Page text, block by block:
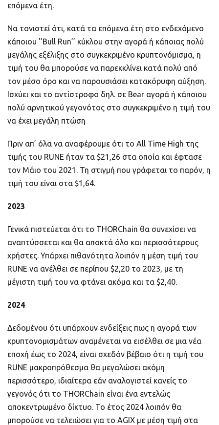
επόμενα έτη.
Να τονιστεί ότι, κατά τα επόμενα έτη στο ενδεχόμενο
κάποιου ’’Bull Run’’ κύκλου στην αγορά ή κάποιας πολύ
μεγάλης εξέλιξης στo συγκεκριμένο κρυπτονόμισμα, η
τιμή του θα μπορούσε να παρεκκλίνει κατά πολύ από
τον μέσο όρο και να παρουσιάσει κατακόρυφη αύξηση.
Ισχύει και το αντίστροφο δηλ. σε Bear αγορά ή κάποιου
πολύ αρνητικού γεγονότος στο συγκεκριμένο η τιμή του
να έχει μεγάλη πτώση
Πριν απ’ όλα να αναφέρουμε ότι το All Time High της
τιμής του RUNE ήταν τα $21,26 στα οποία και έφτασε
τον Μάιο του 2021. Τη στιγμή που γράφεται το παρόν, η
τιμή του είναι στα $1,64.
2023
Γενικά πιστεύεται ότι το THORChain θα συνεχίσει να
αναπτύσσεται και θα αποκτά όλο και περισσότερους
χρήστες. Υπάρχει πιθανότητα λοιπόν η μέση τιμή του
RUNE να ανέλθει σε περίπου $2,20 το 2023, με τη
μέγιστη τιμή του να φτάνει ακόμα και τα $2,40.
2024
Δεδομένου ότι υπάρχουν ενδείξεις πως η αγορά των
κρυπτονομισμάτων αναμένεται να εισέλθει σε μια νέα
εποχή έως το 2024, είναι σχεδόν βέβαιο ότι η τιμή του
RUNE μακροπρόθεσμα θα μεγαλώσει ακόμη
περισσότερο, ιδιαίτερα εάν αναλογιστεί κανείς το
γεγονός ότι το THORChain είναι ένα εντελώς
αποκεντρωμένο δίκτυο. Το έτος 2024 λοιπόν θα
μπορούσε να τελειώσει για το AGIX με μέση τιμή στα